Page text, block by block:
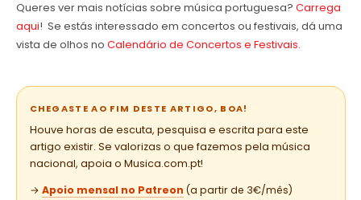
Queres ver mais notícias sobre música portuguesa? Carrega
aqui! Se estás interessado em concertos ou festivais, dá uma
vista de olhos no Calendário de Concertos e Festivais.
CHEGASTE AO FIM DESTE ARTIGO, BOA!
Houve horas de escuta, pesquisa e escrita para este
artigo existir. Se valorizas o que fazemos pela música
nacional, apoia o Musica.com.pt!
→ Apoio mensal no Patreon (a partir de 3€/mês)